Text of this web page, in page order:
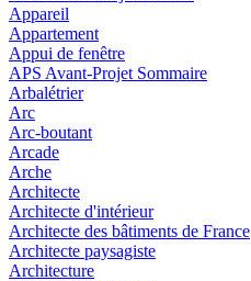
Appareil
Appartement
Appui de fenêtre
APS Avant-Projet Sommaire
Arbalétrier
Arc
Arc-boutant
Arcade
Arche
Architecte
Architecte d'intérieur
Architecte des bâtiments de France
Architecte paysagiste
Architecture